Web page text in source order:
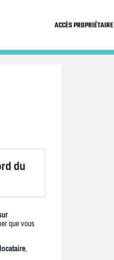
ACCÈS PROPRIÉTAIRE
du
que vous
,